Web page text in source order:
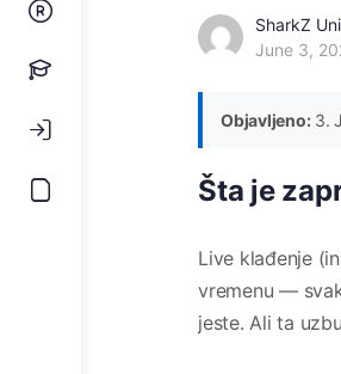
SharkZ
June 3,
Objavljeno:3.
Šta je
Live klađenje
vremenu —
jeste. Ali ta